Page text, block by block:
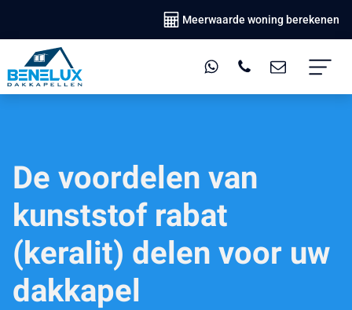
Meerwaarde woning berekenen
De voordelen van
kunststof rabat
(keralit) delen voor uw
dakkapel